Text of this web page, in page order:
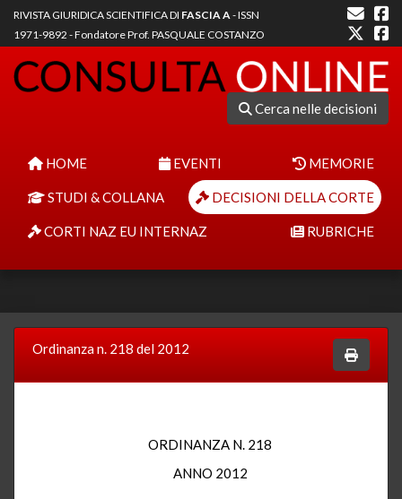
RIVISTA GIURIDICA SCIENTIFICA DI FASCIA A- ISSN
1971-9892 - Fondatore Prof. PASQUALE COSTANZO
Cerca nelle decisioni
HOME EVENTI MEMORIE
STUDI & COLLANA DECISIONI DELLA CORTE
CORTI NAZ EU INTERNAZ RUBRICHE
Ordinanza n. 218 del 2012
ORDINANZA N. 218
ANNO 2012